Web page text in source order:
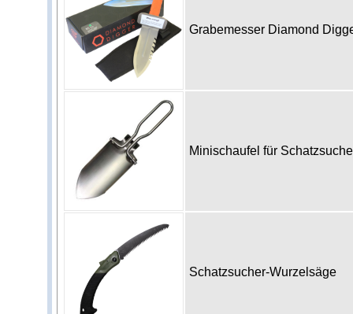
Grabemesser Diamond
Minischaufel für
Schatzsucher-Wurzelsäge